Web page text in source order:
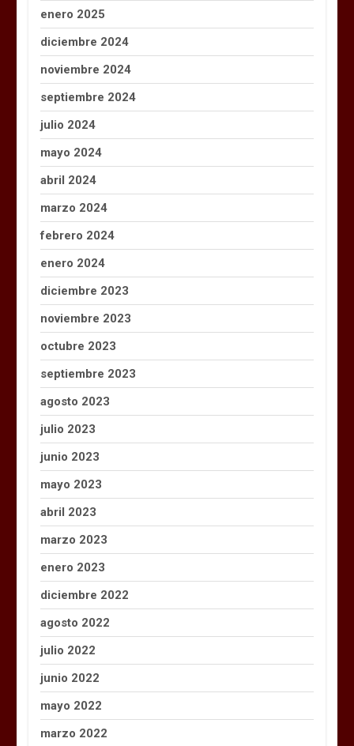
enero 2025
diciembre 2024
noviembre 2024
septiembre 2024
julio 2024
mayo 2024
abril 2024
marzo 2024
febrero 2024
enero 2024
diciembre 2023
noviembre 2023
octubre 2023
septiembre 2023
agosto 2023
julio 2023
junio 2023
mayo 2023
abril 2023
marzo 2023
enero 2023
diciembre 2022
agosto 2022
julio 2022
junio 2022
mayo 2022
marzo 2022